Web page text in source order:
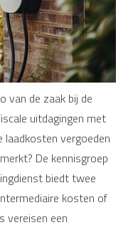
van de zaak bij de
uitdagingen met
laadkosten vergoeden
De kennisgroep
biedt twee
kosten of
vereisen een